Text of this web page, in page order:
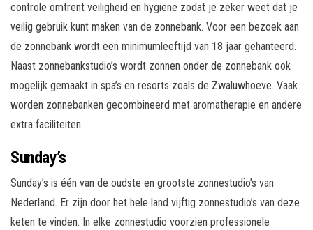
controle omtrent veiligheid en hygiëne zodat je zeker weet dat je
veilig gebruik kunt maken van de zonnebank. Voor een bezoek aan
de zonnebank wordt een minimumleeftijd van 18 jaar gehanteerd.
Naast zonnebankstudio’s wordt zonnen onder de zonnebank ook
mogelijk gemaakt in spa’s en resorts zoals de Zwaluwhoeve. Vaak
worden zonnebanken gecombineerd met aromatherapie en andere
extra faciliteiten.
Sunday’s
Sunday’s is één van de oudste en grootste zonnestudio’s van
Nederland. Er zijn door het hele land vijftig zonnestudio’s van deze
keten te vinden. In elke zonnestudio voorzien professionele